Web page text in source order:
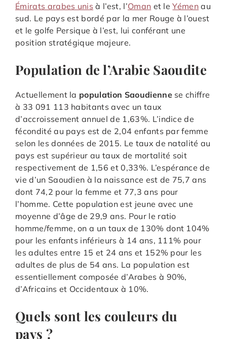
Émirats arabes unis à l’est, l’Oman et leYémen au
sud. Le pays est bordé par la mer Rouge à l’ouest
et le golfe Persique à l’est, lui conférant une
position stratégique majeure.
Population de l’Arabie Saoudite
Actuellement la population Saoudiennese chiffre
à 33 091 113 habitants avec un taux
d’accroissement annuel de 1,63%. L’indice de
fécondité au pays est de 2,04 enfants par femme
selon les données de 2015. Le taux de natalité au
pays est supérieur au taux de mortalité soit
respectivement de 1,56 et 0,33%. L’espérance de
vie d’un Saoudien à la naissance est de 75,7 ans
dont 74,2 pour la femme et 77,3 ans pour
l’homme. Cette population est jeune avec une
moyenne d’âge de 29,9 ans. Pour le ratio
homme/femme, on a un taux de 130% dont 104%
pour les enfants inférieurs à 14 ans, 111% pour
les adultes entre 15 et 24 ans et 152% pour les
adultes de plus de 54 ans. La population est
essentiellement composée d’Arabes à 90%,
d’Africains et Occidentaux à 10%.
Quels sont les couleurs du
pays ?